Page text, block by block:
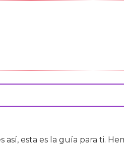
así, esta es la guía para ti.